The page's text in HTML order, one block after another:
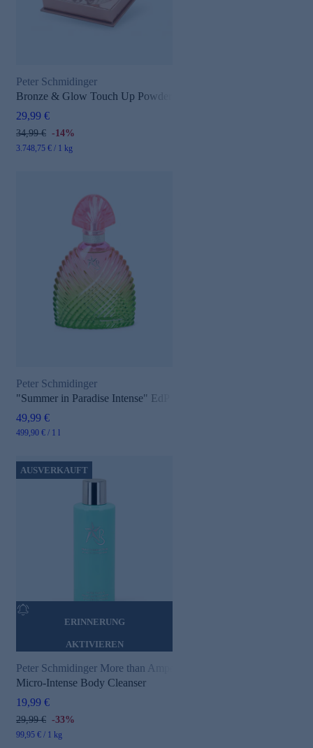
Peter Schmidinger
Bronze & Glow Touch Up Powder
29,99 €
34,99 € -14%
3.748,75 € / 1 kg
Peter Schmidinger
"Summer in Paradise Intense" EdP
49,99 €
499,90 € / 1 l
AUSVERKAUFT
ERINNERUNG
AKTIVIEREN
Peter Schmidinger More than Ampoules
Micro-Intense Body Cleanser
19,99 €
29,99 € -33%
99,95 € / 1 kg